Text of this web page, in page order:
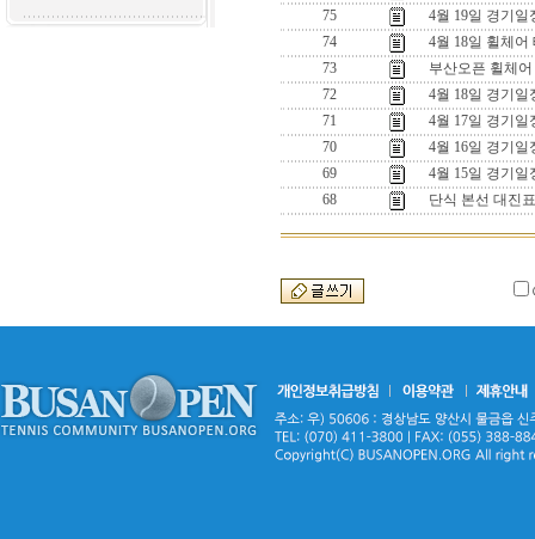
75
4월 19일 경기일
74
4월 18일 휠체어
73
부산오픈 휠체
72
4월 18일 경기일
71
4월 17일 경기일
70
4월 16일 경기일
69
4월 15일 경기일
68
단식 본선 대진표